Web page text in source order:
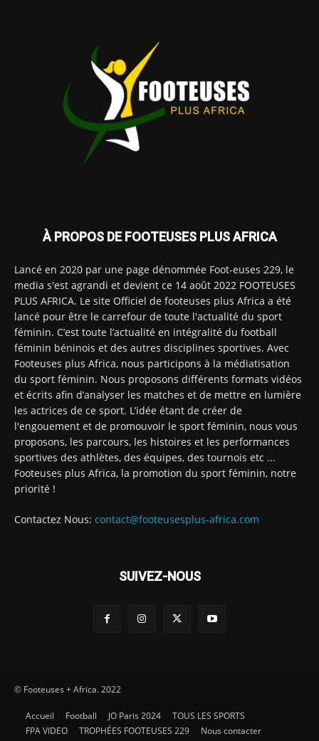
À PROPOS DE FOOTEUSES PLUS AFRICA
Lancé en 2020 par une page dénommée Foot-euses 229, le
media s'est agrandi et devient ce 14 août 2022 FOOTEUSES
PLUS AFRICA. Le site Officiel de footeuses plus Africa a été
lancé pour être le carrefour de toute l'actualité du sport
féminin. C’est toute l’actualité en intégralité du football
féminin béninois et des autres disciplines sportives. Avec
Footeuses plus Africa, nous participons à la médiatisation
du sport féminin. Nous proposons différents formats vidéos
et écrits afin d’analyser les matches et de mettre en lumière
les actrices de ce sport. L’idée étant de créer de
l'engouement et de promouvoir le sport féminin, nous vous
proposons, les parcours, les histoires et les performances
sportives des athlètes, des équipes, des tournois etc ...
Footeuses plus Africa, la promotion du sport féminin, notre
priorité !
Contactez Nous: contact@footeusesplus-africa.com
SUIVEZ-NOUS
© Footeuses + Africa. 2022
Accueil Football JO Paris 2024
TOUS LES SPORTS
FPA VIDEO
TROPHÉES FOOTEUSES 229 Nous contacter